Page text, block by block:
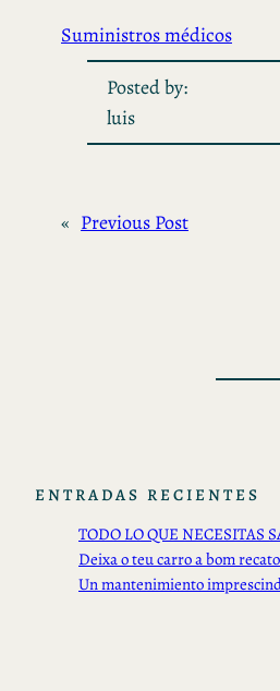
Suministros médicos
Posted by:
luis
« Previous Post
ENTRADAS RECIENTES
TODO LO QUE NECESITAS
Deixa o teu carro a bom
Un mantenimiento